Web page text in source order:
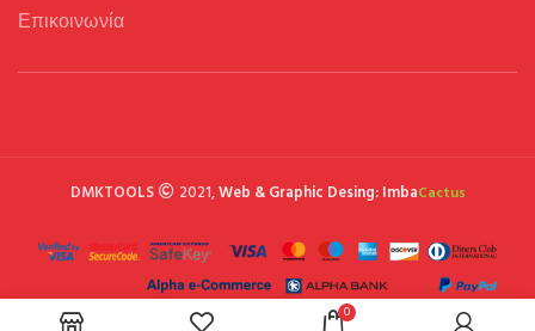
Επικοινωνία
DMKTOOLS 2021,Web & Graphic Desing: ImbaCactus
0